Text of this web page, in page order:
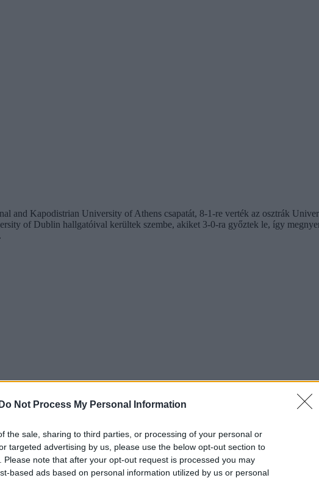
Do Not Process My Personal Information
the sale, sharing to third parties, or processing of your personal or
targeted advertising by us, please use the below opt-out section to
Please note that after your opt-out request is processed you may
based ads based on personal information utilized by us or personal
and Kapodistrian University of Athens csapatát, 8-1-re verték az osztrák
of Dublin hallgatóival kerültek szembe, akiket 3-0-ra győztek le, így